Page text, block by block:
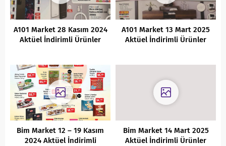
A101 Market 28 Kasım 2024
Aktüel İndirimli Ürünler
A101 Market 13 Mart 2025
Aktüel İndirimli Ürünler
Bim Market 12 – 19 Kasım
2024 Aktüel İndirimli
Bim Market 14 Mart 2025
Aktüel İndirimli Ürünler